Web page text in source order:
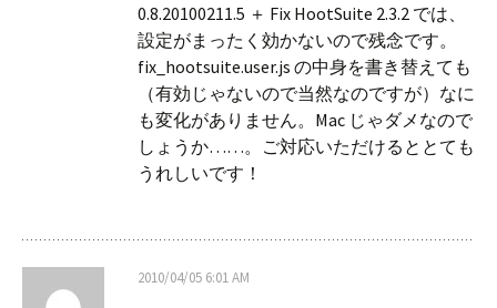
0.8.20100211.5 ＋ Fix HootSuite 2.3.2 では、
設定がまったく効かないので残念です。
fix_hootsuite.user.js の中身を書き替えても
（有効じゃないので当然なのですが）なに
も変化がありません。Mac じゃダメなので
しょうか……。ご対応いただけるととても
うれしいです！
2010/04/05 6:01 AM